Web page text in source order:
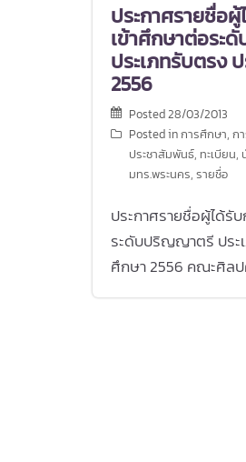
ประกาศรายชื่อ
เข้าศึกษาต่อร
ประเภทรับตรง
2556
Posted28/03/2013
Posted inการศึกษา, ก
ประชาสัมพันธ์, ทะเบียน,
มทร.พระนคร, รายชื่อ
ประกาศรายชื่อผู้ได้รั
ระดับปริญญาตรี ประ
ศึกษา 2556 คณะศิล